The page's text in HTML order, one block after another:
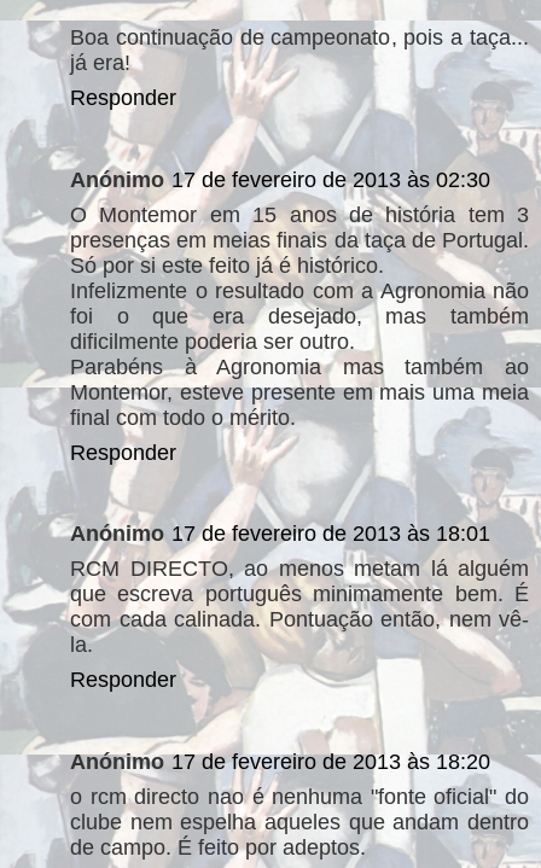
Boa continuação de campeonato, pois a taça...
já era!
Responder
Anónimo 17 de fevereiro de 2013 às 02:30
O Montemor em 15 anos de história tem 3
presenças em meias finais da taça de Portugal.
Só por si este feito já é histórico.
Infelizmente o resultado com a Agronomia não
foi o que era desejado, mas também
dificilmente poderia ser outro.
Parabéns à Agronomia mas também ao
Montemor, esteve presente em mais uma meia
final com todo o mérito.
Responder
Anónimo 17 de fevereiro de 2013 às 18:01
RCM DIRECTO, ao menos metam lá alguém
que escreva português minimamente bem. É
com cada calinada. Pontuação então, nem vê-
la.
Responder
Anónimo 17 de fevereiro de 2013 às 18:20
o rcm directo nao é nenhuma "fonte oficial" do
clube nem espelha aqueles que andam dentro
de campo. É feito por adeptos.